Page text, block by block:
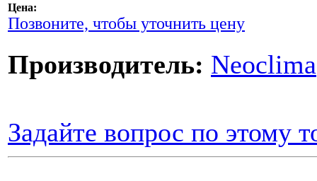
Цена:
Позвоните, чтобы уточнить цену
Производитель: Neoclima
Задайте вопрос по этому